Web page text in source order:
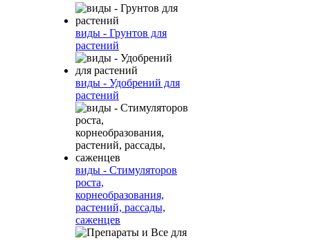
виды - Грунтов для
растений
виды - Удобрений для
растений
виды - Стимуляторов
роста,
корнеобразования,
растений, рассады,
саженцев